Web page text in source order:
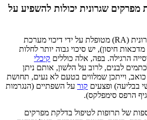
מפרקים שגרונית יכולות להשפיע על
מכיוון שדלקת מפרקים שגרונית (RA) מטופלת על ידי דיכוי מערכת
חיסון), יש סיכוי גבוה יותר לחלות
הרגילה. בפה, אלה כוללים קיכלי
לבנים, לרוב על הלשון, אותם ניתן
וייתכן שמלווים בטעם לא נעים, תחושת
בבליעה) ופצעים קור על השפתיים (הנגרמות
הרפס סימפלקס).
של תרופות לטיפול בדלקת מפרקים